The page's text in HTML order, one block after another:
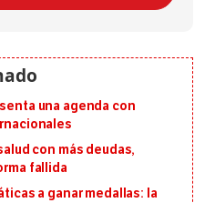
una agenda con
con más deudas,
fallida
a ganar medallas: la